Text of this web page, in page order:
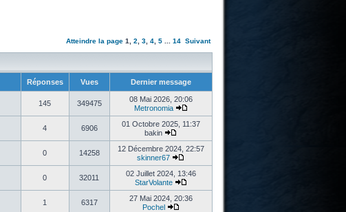
Atteindre la page 1 2 3, 4, 5... 14 Suivant
Réponses Vues Dernier message
145 349475
08 Mai 2026, 20:06
Metronomia
4 6906
01 Octobre 2025, 11:37
bakin
0 14258
12 Décembre 2024, 22:57
skinner67
0 32011
02 Juillet 2024, 13:46
StarVolante
1 6317
27 Mai 2024, 20:36
Pochel